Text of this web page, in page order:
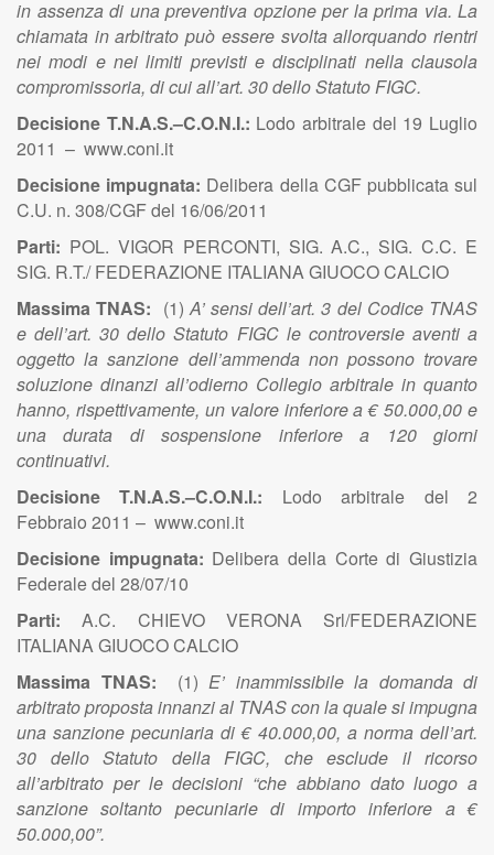
in assenza di una preventiva opzione per la prima via. La
chiamata in arbitrato può essere svolta allorquando rientri
nei modi e nei limiti previsti e disciplinati nella clausola
compromissoria, di cui all’art. 30 dello Statuto FIGC.
Decisione T.N.A.S.–C.O.N.I.: Lodo arbitrale del 19 Luglio
2011 – www.coni.it
Decisione impugnata: Delibera della CGF pubblicata sul
C.U. n. 308/CGF del 16/06/2011
Parti: POL. VIGOR PERCONTI, SIG. A.C., SIG. C.C. E
SIG. R.T./ FEDERAZIONE ITALIANA GIUOCO CALCIO
Massima TNAS: (1)A’ sensi dell’art. 3 del Codice TNAS
e dell’art. 30 dello Statuto FIGC le controversie aventi a
oggetto la sanzione dell’ammenda non possono trovare
soluzione dinanzi all’odierno Collegio arbitrale in quanto
hanno, rispettivamente, un valore inferiore a € 50.000,00 e
una durata di sospensione inferiore a 120 giorni
continuativi.
Decisione T.N.A.S.–C.O.N.I.: Lodo arbitrale del 2
Febbraio 2011 – www.coni.it
Decisione impugnata: Delibera della Corte di Giustizia
Federale del 28/07/10
Parti: A.C. CHIEVO VERONA Srl/FEDERAZIONE
ITALIANA GIUOCO CALCIO
Massima TNAS:
(1) E’ inammissibile la domanda di
arbitrato proposta innanzi al TNAS con la quale si impugna
una sanzione pecuniaria di € 40.000,00, a norma dell’art.
30 dello Statuto della FIGC, che esclude il ricorso
all’arbitrato per le decisioni “che abbiano dato luogo a
sanzione soltanto pecuniarie di importo inferiore a €
50.000,00”.